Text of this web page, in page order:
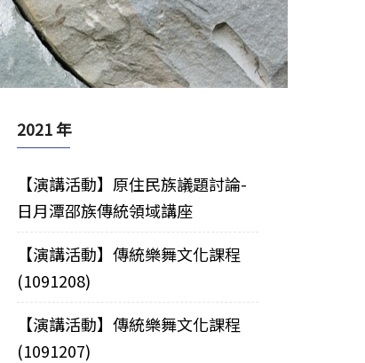
2021 年
【演講活動】原住民族議題討論-
日月潭邵族傳統領域講座
【演講活動】傳統樂舞文化課程
(1091208)
【演講活動】傳統樂舞文化課程
(1091207)